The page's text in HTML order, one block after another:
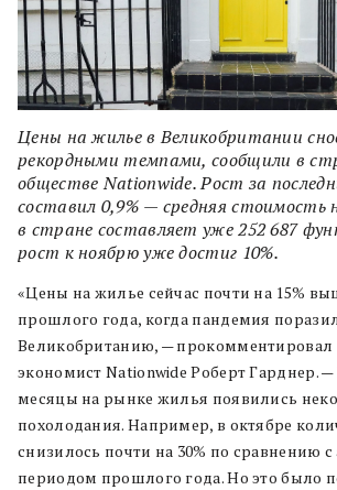
Цены на жилье в Великобритании
рекордными темпами, сообщили в
обществе Nationwide. Рост за
составил 0,9% — средняя стоимость
в стране составляет уже 252 687
рост к ноябрю уже достиг 10%.
«Цены на жилье сейчас почти на 15%
прошлого года, когда пандемия
Великобританию, — прокомментировал
экономист Nationwide Роберт Гарднер.
месяцы на рынке жилья появились
похолодания. Например, в октябре
снизилось почти на 30% по сравнению
периодом прошлого года. Но это было